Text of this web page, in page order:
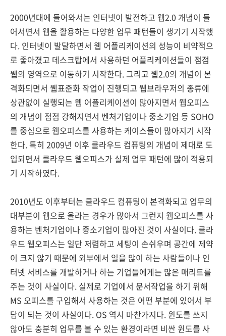
2000년대에 들어와서는 인터넷이 발전하고 웹2.0 개념이 들
어서면서 웹을 활용하는 다양한 업무 패턴들이 생기기 시작했
다. 인터넷이 발달하면서 웹 어플리케이션의 성능이 비약적으
로 좋아졌고 데스크탑에서 사용하던 어플리케이션들이 점점
웹의 영역으로 이동하기 시작한다. 그리고 웹2.0의 개념이 본
격화되면서 웹표준화 작업이 진행되고 웹브라우저의 종류에
상관없이 실행되는 웹 어플리케이션이 많아지면서 웹오피스
의 개념이 점점 강해지면서 벤처기업이나 중소기업 등 SOHO
를 중심으로 웹오피스를 사용하는 케이스들이 많아지기 시작
한다. 특히 2009년 이후 클라우드 컴퓨팅의 개념이 제대로 도
입되면서 클라우드 웹오피스가 실제 업무 패턴에 많이 적용되
기 시작하였다.
2010년도 이후부터는 클라우드 컴퓨팅이 본격화되고 업무의
대부분이 웹으로 올라는 경우가 많아서 그런지 웹오피스를 사
용하는 벤처기업이나 중소기업이 많아진 것이 사실이다. 클라
우드 웹오피스는 일단 저렴하고 세팅이 손쉬우며 공간에 제약
이 크지 않기 때문에 외부에서 일을 많이 하는 사람들이나 인
터넷 서비스를 개발하거나 하는 기업들에게는 많은 매리트를
주는 것이 사실이다. 실제로 기업에서 문서작업을 하기 위해
MS 오피스를 구입해서 사용하는 것은 어떤 부분에 있어서 부
담이 되는 것이 사실이다. OS 역시 마찬가지다. 윈도를 쓰지
않아도 충분히 업무를 볼 수 있는 환경이라면 비싼 윈도를 사